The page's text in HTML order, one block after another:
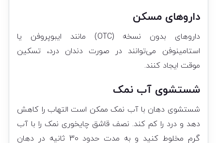
داروهای مسکن
داروهای بدون نسخه (OTC) مانند ایبوپروفن یا
استامینوفن می‌توانند در صورت دندان درد، تسکین
موقت ایجاد کنند.
شستشوی آب نمک
شستشوی دهان با آب نمک ممکن است التهاب را کاهش
دهد و درد را کم کند. نصف قاشق چایخوری نمک را با آب
گرم مخلوط کنید و به مدت حدود 30 ثانیه در دهان